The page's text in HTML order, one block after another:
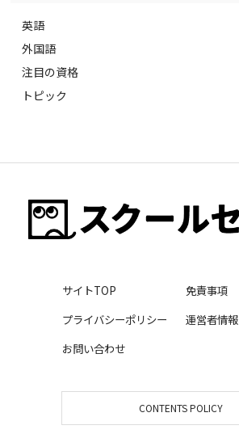
英語
外国語
注目の資格
トピック
サイトTOP
免責事項
プライバシーポリシー
運営者情報
お問い合わせ
CONTENTS POLICY